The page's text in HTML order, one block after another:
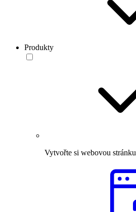
Produkty
Vytvořte si webovou stránku